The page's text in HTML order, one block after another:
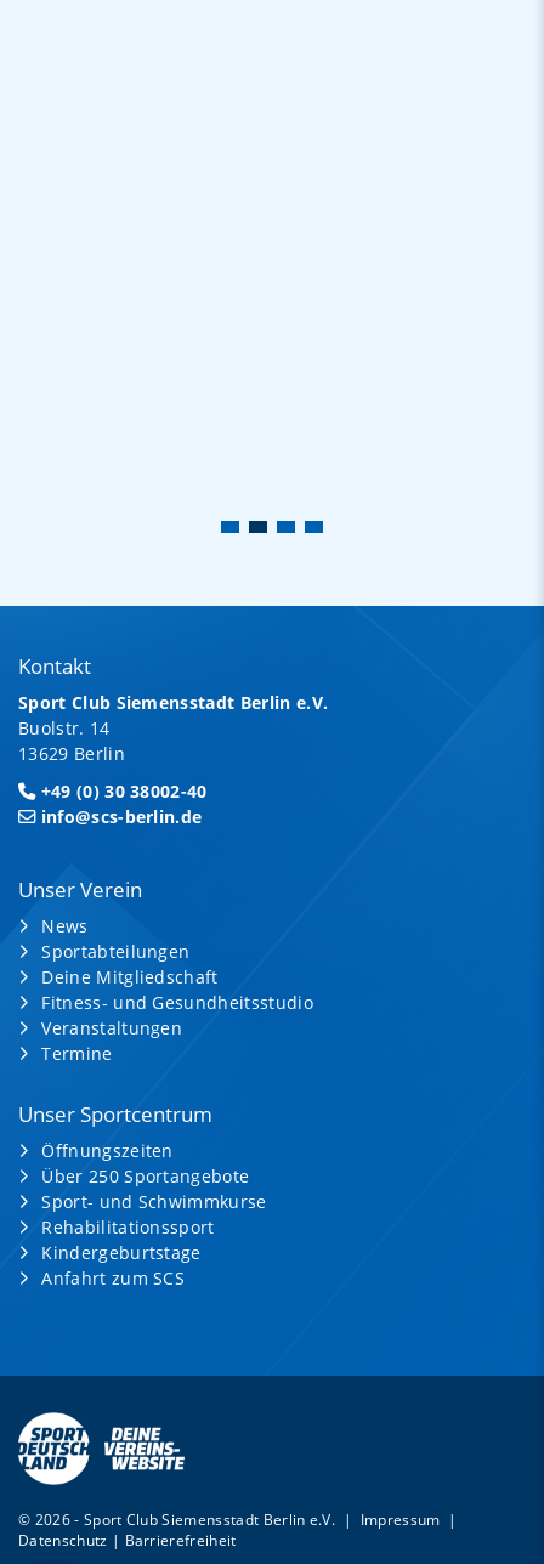
Kontakt
Sport Club Siemensstadt Berlin e.V.
Buolstr. 14
13629 Berlin
+49 (0) 30 38002-40
info@scs-berlin.de
Unser Verein
News
Sportabteilungen
Deine Mitgliedschaft
Fitness- und Gesundheitsstudio
Veranstaltungen
Termine
Unser Sportcentrum
Öffnungszeiten
Über 250 Sportangebote
Sport- und Schwimmkurse
Rehabilitationssport
Kindergeburtstage
Anfahrt zum SCS
© 2026 - Sport Club Siemensstadt Berlin e.V. | Impressum |
Datenschutz | Barrierefreiheit